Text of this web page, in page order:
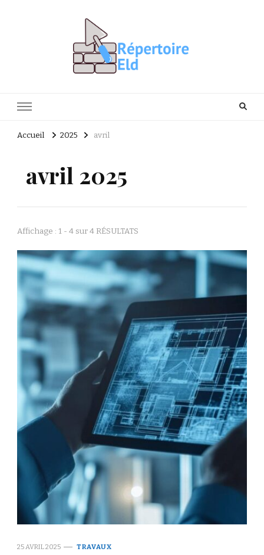
Accueil 2025 avril
avril 2025
Affichage : 1 - 4 sur 4 RÉSULTATS
25 AVRIL 2025 TRAVAUX